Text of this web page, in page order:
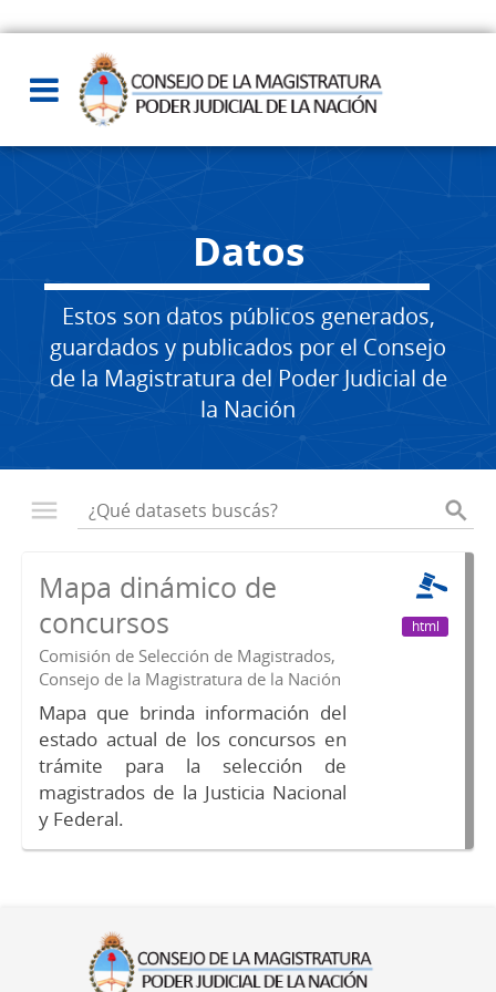
Datos
Estos son datos públicos generados,
guardados y publicados por el Consejo
de la Magistratura del Poder Judicial de
la Nación
Mapa dinámico de
concursos
Comisión de Selección de Magistrados,
Consejo de la Magistratura de la Nación
Mapa que brinda información del
estado actual de los concursos en
trámite para la selección de
magistrados de la Justicia Nacional
y Federal.
html